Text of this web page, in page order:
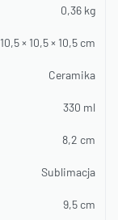
0,36 kg
10,5 × 10,5 × 10,5 cm
Ceramika
330 ml
8,2 cm
Sublimacja
9,5 cm